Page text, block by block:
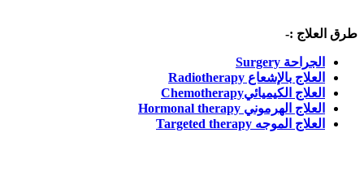
طرق العلاج :-
‏الجراحة Surgery
‏العلاج بالإشعاع Radiotherapy
‏العلاج الكيميائيChemotherapy
‏العلاج الهرموني Hormonal therapy
العلاج الموجه Targeted therapy